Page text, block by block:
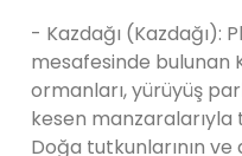
- Kazdağı (Kazdağı):
mesafesinde bulunan
ormanları, yürüyüş
kesen manzaralarıyla
Doğa tutkunlarının ve